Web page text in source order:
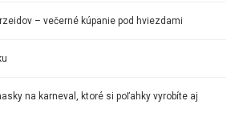
– večerné kúpanie pod hviezdami
na karneval, ktoré si poľahky vyrobíte aj